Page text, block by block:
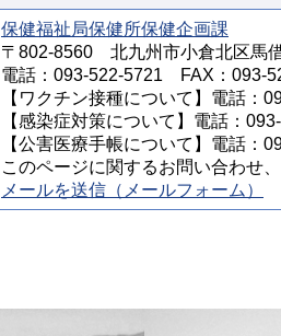
保健福祉局保健所保健企画課
〒802-8560 北九州市小倉北区馬
電話：093-522-5721 FAX：093-
【ワクチン接種について】電話：
【感染症対策について】電話：
【公害医療手帳について】電話：
このページに関するお問い合わせ
メールを送信（メールフォーム）